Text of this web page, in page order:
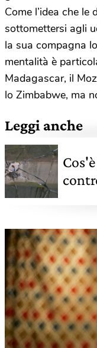
Come l’idea che le
sottomettersi agli
la sua compagna
mentalità è
Madagascar, il
lo Zimbabwe, ma
Leggi anche